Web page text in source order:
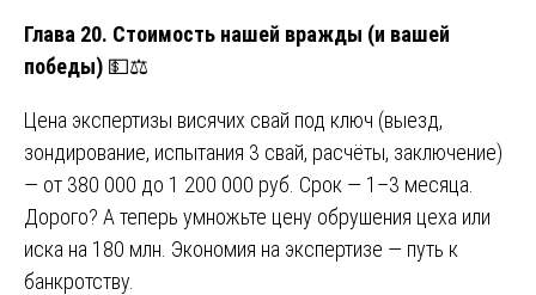
Глава 20. Стоимость нашей вражды (и вашей
победы) 💵⚖️
Цена экспертизы висячих свай под ключ (выезд,
зондирование, испытания 3 свай, расчёты, заключение)
— от 380 000 до 1 200 000 руб. Срок — 1–3 месяца.
Дорого? А теперь умножьте цену обрушения цеха или
иска на 180 млн. Экономия на экспертизе — путь к
банкротству.